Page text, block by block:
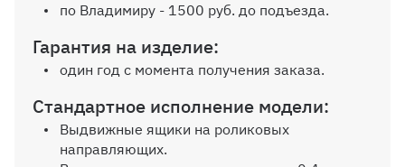
по Владимиру - 1500 руб. до подъезда.
Гарантия на изделие:
один год с момента получения заказа.
Стандартное исполнение модели:
Выдвижные ящики на роликовых
направляющих.